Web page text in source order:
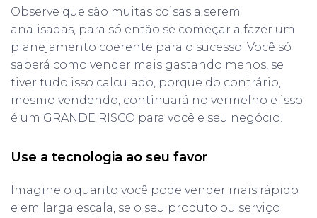
Observe que são muitas coisas a serem
analisadas, para só então se começar a fazer um
planejamento coerente para o sucesso. Você só
saberá como vender mais gastando menos, se
tiver tudo isso calculado, porque do contrário,
mesmo vendendo, continuará no vermelho e isso
é um GRANDE RISCO para você e seu negócio!
Use a tecnologia ao seu favor
Imagine o quanto você pode vender mais rápido
e em larga escala, se o seu produto ou serviço